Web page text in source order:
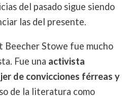
del pasado sigue siendo
las del presente.
Beecher Stowe fue mucho
Fue una activista
de convicciones férreas y
de la literatura como